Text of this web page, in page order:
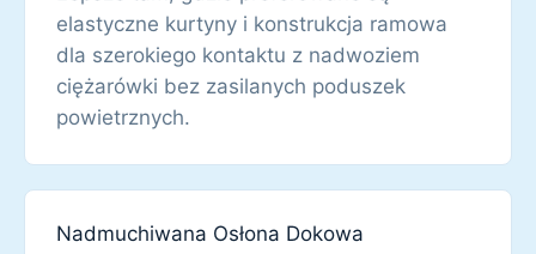
elastyczne kurtyny i konstrukcja ramowa
dla szerokiego kontaktu z nadwoziem
ciężarówki bez zasilanych poduszek
powietrznych.
Nadmuchiwana Osłona Dokowa